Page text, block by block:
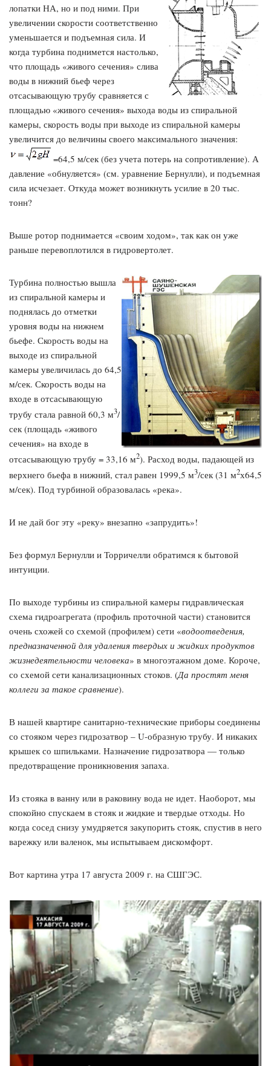
лопатки НА, но и под ними. При
увеличении скорости соответственно
уменьшается и подъемная сила. И
когда турбина поднимется настолько,
что площадь «живого сечения» слива
воды в нижний бьеф через
отсасывающую трубу сравняется с
площадью «живого сечения» выхода воды из спиральной
камеры, скорость воды при выходе из спиральной камеры
увеличится до величины своего максимального значения:
=64,5 м/сек (без учета потерь на сопротивление). А
давление «обнуляется» (см. уравнение Бернулли), и подъемная
сила исчезает. Откуда может возникнуть усилие в 20 тыс.
тонн?
Выше ротор поднимается «своим ходом», так как он уже
раньше перевоплотился в гидровертолет.
Турбина полностью вышла
из спиральной камеры и
поднялась до отметки
уровня воды на нижнем
бьефе. Скорость воды на
выходе из спиральной
камеры увеличилась до 64,5
м/сек. Скорость воды на
входе в отсасывающую
трубу стала равной 60,3 м3/
сек (площадь «живого
сечения» на входе в
отсасывающую трубу = 33,16 м2). Расход воды, падающей из
верхнего бьефа в нижний, стал равен 1999,5 м3/сек (31 м2х64,5
м/сек). Под турбиной образовалась «река».
И не дай бог эту «реку» внезапно «запрудить»!
Без формул Бернулли и Торричелли обратимся к бытовой
интуиции.
По выходе турбины из спиральной камеры гидравлическая
схема гидроагрегата (профиль проточной части) становится
очень схожей со схемой (профилем) сети «водоотведения,
предназначенной для удаления твердых и жидких продуктов
жизнедеятельности человека» в многоэтажном доме. Короче,
со схемой сети канализационных стоков. (Да простят меня
коллеги за такое сравнение).
В нашей квартире санитарно-технические приборы соединены
со стояком через гидрозатвор – U-образную трубу. И никаких
крышек со шпильками. Назначение гидрозатвора — только
предотвращение проникновения запаха.
Из стояка в ванну или в раковину вода не идет. Наоборот, мы
спокойно спускаем в стояк и жидкие и твердые отходы. Но
когда сосед снизу умудряется закупорить стояк, спустив в него
варежку или валенок, мы испытываем дискомфорт.
Вот картина утра 17 августа 2009 г. на СШГЭС.